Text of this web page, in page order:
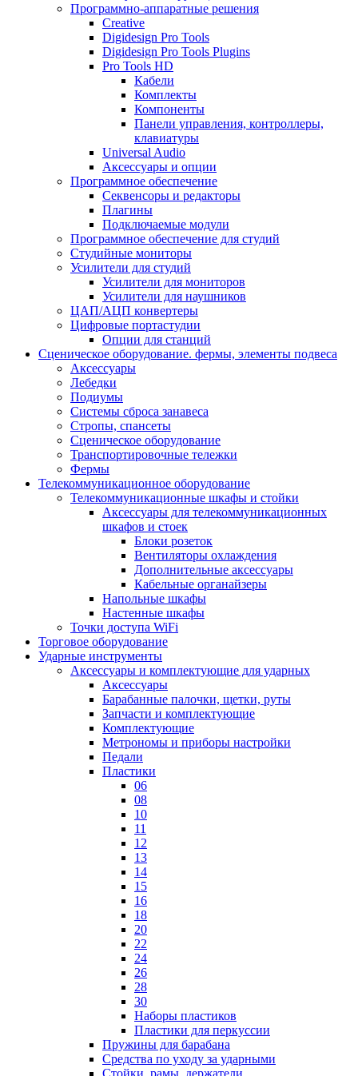
Программно-аппаратные решения
Creative
Digidesign Pro Tools
Digidesign Pro Tools Plugins
Pro Tools HD
Кабели
Комплекты
Компоненты
Панели управления, контроллеры,
клавиатуры
Universal Audio
Аксессуары и опции
Программное обеспечение
Cеквенсоры и редакторы
Плагины
Подключаемые модули
Программное обеспечение для студий
Студийные мониторы
Усилители для студий
Усилители для мониторов
Усилители для наушников
ЦАП/АЦП конвертеры
Цифровые портастудии
Опции для станций
Сценическое оборудование. фермы, элементы подвеса
Аксессуары
Лебедки
Подиумы
Системы сброса занавеса
Стропы, спансеты
Сценическое оборудование
Транспортировочные тележки
Фермы
Телекоммуникационное оборудование
Телекоммуникационные шкафы и стойки
Аксессуары для телекоммуникационных
шкафов и стоек
Блоки розеток
Вентиляторы охлаждения
Дополнительные аксессуары
Кабельные органайзеры
Напольные шкафы
Настенные шкафы
Точки доступа WiFi
Торговое оборудование
Ударные инструменты
Аксессуары и комплектующие для ударных
Аксессуары
Барабанные палочки, щетки, руты
Запчасти и комплектующие
Комплектующие
Метрономы и приборы настройки
Педали
Пластики
06
08
10
11
12
13
14
15
16
18
20
22
24
26
28
30
Наборы пластиков
Пластики для перкуссии
Пружины для барабана
Средства по уходу за ударными
Стойки, рамы, держатели